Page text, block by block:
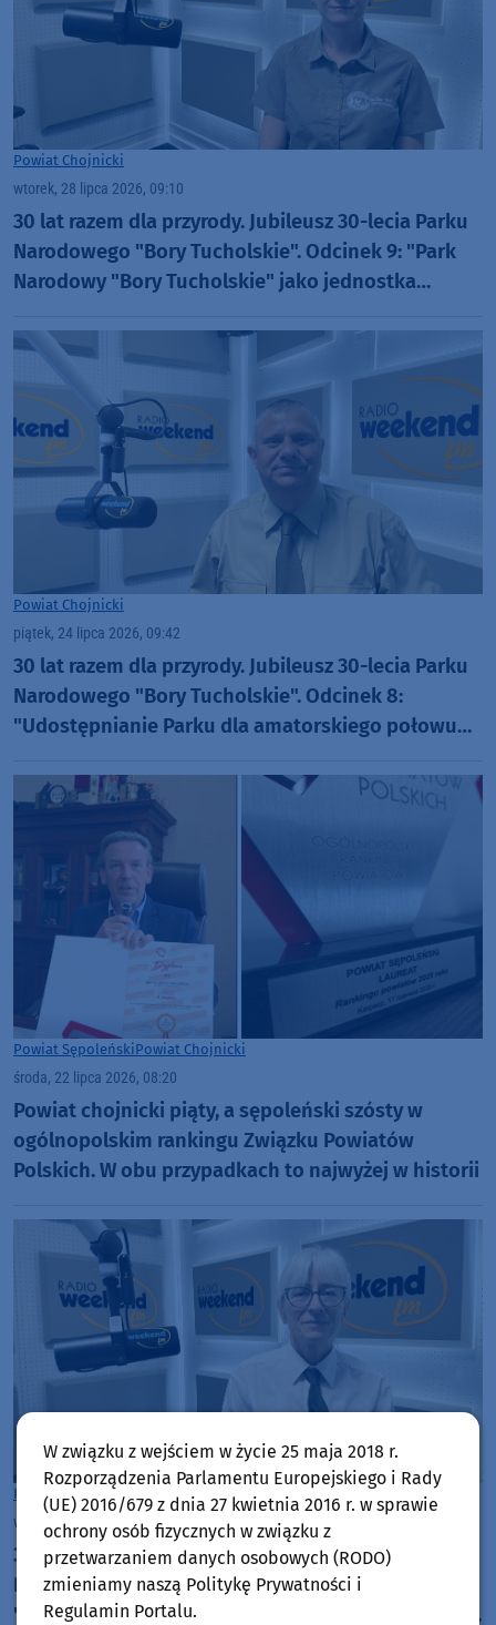
Powiat Chojnicki
wtorek, 28 lipca 2026, 09:10
30 lat razem dla przyrody. Jubileusz 30-lecia Parku
Narodowego "Bory Tucholskie". Odcinek 9: "Park
Narodowy "Bory Tucholskie" jako jednostka
Powiat Chojnicki
piątek, 24 lipca 2026, 09:42
30 lat razem dla przyrody. Jubileusz 30-lecia Parku
Narodowego "Bory Tucholskie". Odcinek 8:
"Udostępnianie Parku dla amatorskiego połowu
Powiat SępoleńskiPowiat Chojnicki
środa, 22 lipca 2026, 08:20
Powiat chojnicki piąty, a sępoleński szósty w
ogólnopolskim rankingu Związku Powiatów
Polskich. W obu przypadkach to najwyżej w historii
Powiat Chojnicki
wtorek, 21 lipca 2026, 09:02
30 lat razem dla przyrody. Jubileusz 30-lecia Parku
Narodowego "Bory Tucholskie". Odcinek 7:
"Dlaczego przed wycieczką do Parku Narodowego
W związku z wejściem w życie 25 maja 2018 r.
Rozporządzenia Parlamentu Europejskiego i Rady
(UE) 2016/679 z dnia 27 kwietnia 2016 r. w sprawie
ochrony osób fizycznych w związku z
przetwarzaniem danych osobowych (RODO)
zmieniamy naszą Politykę Prywatności i
Regulamin Portalu.